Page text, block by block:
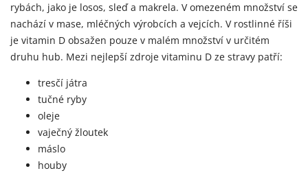
rybách, jako je losos, sleď a makrela. V omezeném množství se
nachází v mase, mléčných výrobcích a vejcích. V rostlinné říši
je vitamin D obsažen pouze v malém množství v určitém
druhu hub. Mezi nejlepší zdroje vitaminu D ze stravy patří:
tresčí játra
tučné ryby
oleje
vaječný žloutek
máslo
houby